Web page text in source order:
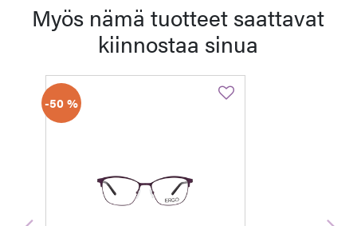
Myös nämä tuotteet saattavat
kiinnostaa sinua
-50 %